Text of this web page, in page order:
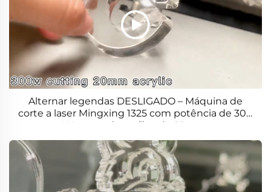
Alternar legendas DESLIGADO – Máquina de
corte a laser Mingxing 1325 com potência de 300
W cortando acrílico de 20 mm